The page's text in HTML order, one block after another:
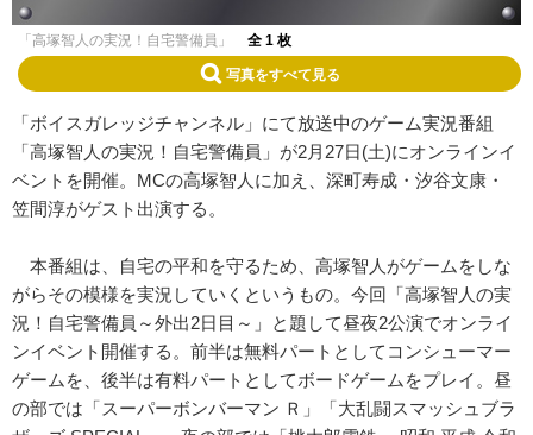
「高塚智人の実況！自宅警備員」 全 1 枚
写真をすべて見る
「ボイスガレッジチャンネル」にて放送中のゲーム実況番組
「高塚智人の実況！自宅警備員」が2月27日(土)にオンラインイ
ベントを開催。MCの高塚智人に加え、深町寿成・汐谷文康・
笠間淳がゲスト出演する。
本番組は、自宅の平和を守るため、高塚智人がゲームをしな
がらその模様を実況していくというもの。今回「高塚智人の実
況！自宅警備員～外出2日目～」と題して昼夜2公演でオンライ
ンイベント開催する。前半は無料パートとしてコンシューマー
ゲームを、後半は有料パートとしてボードゲームをプレイ。昼
の部では「スーパーボンバーマン Ｒ」「大乱闘スマッシュブラ